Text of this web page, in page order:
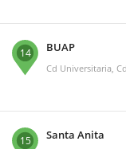
14 BUAP
Cd Universitaria,
15 Santa Anita